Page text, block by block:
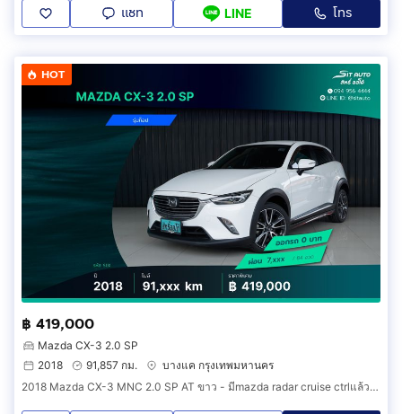
แชท LINE โทร
HOT
฿ 419,000
Mazda CX-3 2.0 SP
2018
91,857 กม.
บางแค กรุงเทพมหานคร
2018 Mazda CX-3 MNC 2.0 SP AT ขาว - มีmazda radar cruise ctrlแล้ว รุ่นท็อป SP พึ่งเช็คระยะ ประวัติครบ มาสด้า รถครอบครัว SUV รถบ้าน ฟรีดาวน